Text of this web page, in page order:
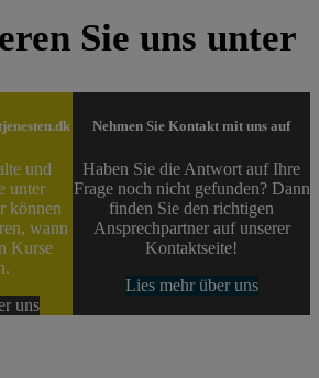
Sie uns unter
und
unter
können
wann
Kurse
uns
Nehmen Sie Kontakt mit uns auf
Haben Sie die Antwort auf Ihre
Frage noch nicht gefunden? Dann
finden Sie den richtigen
Ansprechpartner auf unserer
Kontaktseite!
Lies mehr über uns